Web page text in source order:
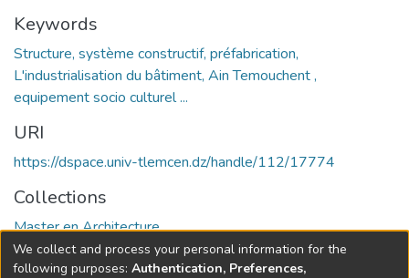
Keywords
Structure, système constructif, préfabrication,
L'industrialisation du bâtiment, Ain Temouchent ,
equipement socio culturel ...
URI
https://dspace.univ-tlemcen.dz/handle/112/17774
Collections
Master en Architecture
Full item page
We collect and process your personal information for the
following purposes: Authentication, Preferences,